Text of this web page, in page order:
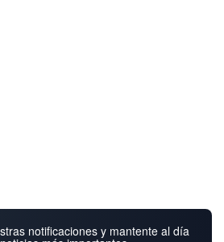
notificaciones y mantente al día